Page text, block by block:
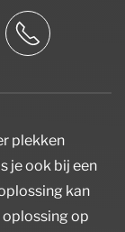
plekken
je ook bij een
kan
oplossing op